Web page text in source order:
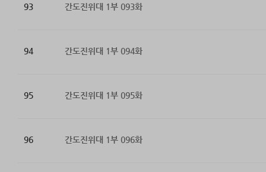
93 간도진위대 1부 093화
94 간도진위대 1부 094화
95 간도진위대 1부 095화
96 간도진위대 1부 096화